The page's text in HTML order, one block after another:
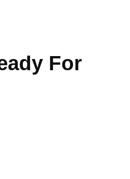
For